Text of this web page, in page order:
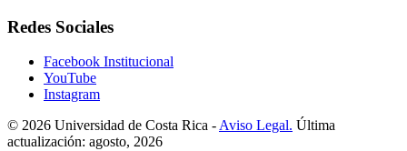
Redes Sociales
Facebook Institucional
YouTube
Instagram
© 2026 Universidad de Costa Rica - Aviso Legal. Última
actualización: agosto, 2026